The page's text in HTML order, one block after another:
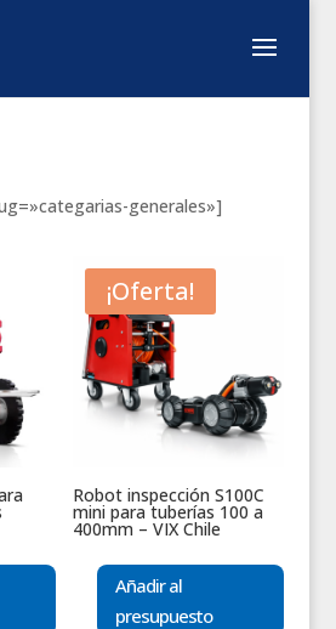
generales»]
¡Oferta!
Robot inspección S100C
mini para tuberías 100 a
400mm – VIX Chile
Añadir al
presupuesto